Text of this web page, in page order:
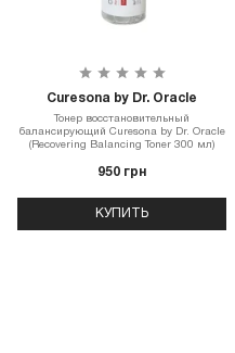
Curesona by Dr. Oracle
Тонер восстановительный
балансирующий Curesona by Dr. Oracle
(Recovering Balancing Toner 300 мл)
950 грн
КУПИТЬ